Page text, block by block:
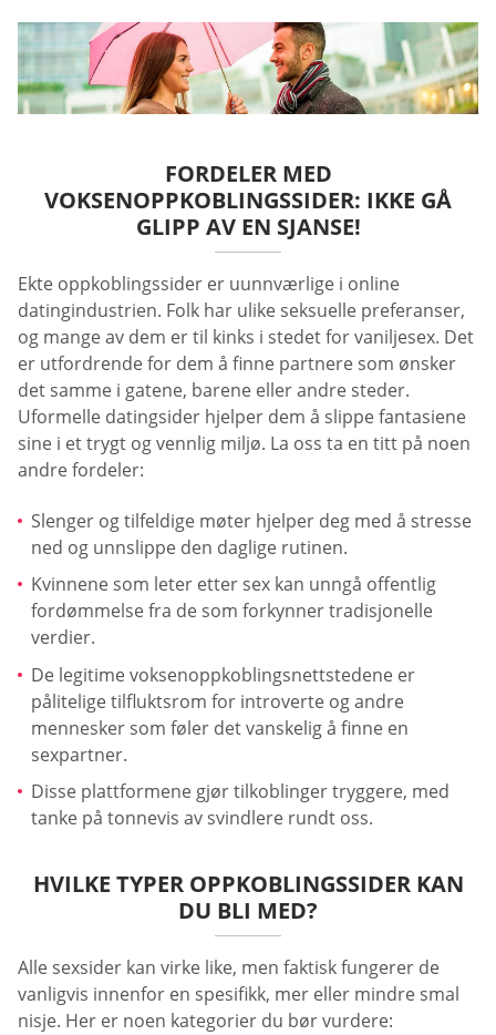
FORDELER MED
VOKSENOPPKOBLINGSSIDER: IKKE GÅ
GLIPP AV EN SJANSE!
Ekte oppkoblingssider er uunnværlige i online
datingindustrien. Folk har ulike seksuelle preferanser,
og mange av dem er til kinks i stedet for vaniljesex. Det
er utfordrende for dem å finne partnere som ønsker
det samme i gatene, barene eller andre steder.
Uformelle datingsider hjelper dem å slippe fantasiene
sine i et trygt og vennlig miljø. La oss ta en titt på noen
andre fordeler:
Slenger og tilfeldige møter hjelper deg med å stresse
ned og unnslippe den daglige rutinen.
Kvinnene som leter etter sex kan unngå offentlig
fordømmelse fra de som forkynner tradisjonelle
verdier.
De legitime voksenoppkoblingsnettstedene er
pålitelige tilfluktsrom for introverte og andre
mennesker som føler det vanskelig å finne en
sexpartner.
Disse plattformene gjør tilkoblinger tryggere, med
tanke på tonnevis av svindlere rundt oss.
HVILKE TYPER OPPKOBLINGSSIDER KAN
DU BLI MED?
Alle sexsider kan virke like, men faktisk fungerer de
vanligvis innenfor en spesifikk, mer eller mindre smal
nisje. Her er noen kategorier du bør vurdere: